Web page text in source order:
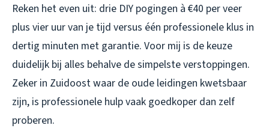
Reken het even uit: drie DIY pogingen à €40 per veer
plus vier uur van je tijd versus één professionele klus in
dertig minuten met garantie. Voor mij is de keuze
duidelijk bij alles behalve de simpelste verstoppingen.
Zeker in Zuidoost waar de oude leidingen kwetsbaar
zijn, is professionele hulp vaak goedkoper dan zelf
proberen.